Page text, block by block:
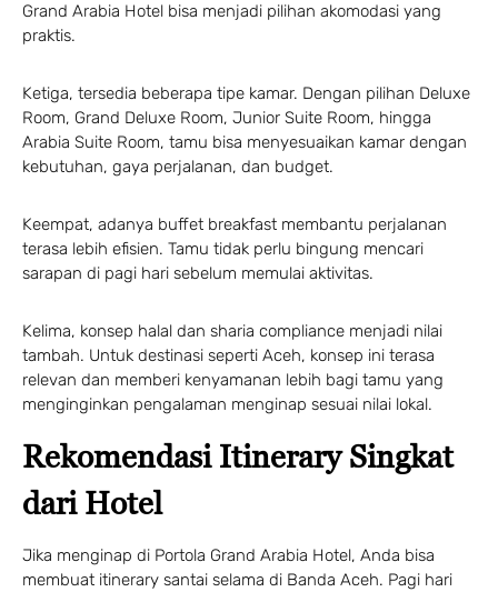
Grand Arabia Hotel bisa menjadi pilihan akomodasi yang
praktis.
Ketiga, tersedia beberapa tipe kamar. Dengan pilihan Deluxe
Room, Grand Deluxe Room, Junior Suite Room, hingga
Arabia Suite Room, tamu bisa menyesuaikan kamar dengan
kebutuhan, gaya perjalanan, dan budget.
Keempat, adanya buffet breakfast membantu perjalanan
terasa lebih efisien. Tamu tidak perlu bingung mencari
sarapan di pagi hari sebelum memulai aktivitas.
Kelima, konsep halal dan sharia compliance menjadi nilai
tambah. Untuk destinasi seperti Aceh, konsep ini terasa
relevan dan memberi kenyamanan lebih bagi tamu yang
menginginkan pengalaman menginap sesuai nilai lokal.
Rekomendasi Itinerary Singkat
dari Hotel
Jika menginap di Portola Grand Arabia Hotel, Anda bisa
membuat itinerary santai selama di Banda Aceh. Pagi hari